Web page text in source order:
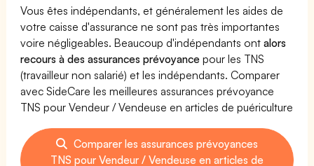
Vous êtes indépendants, et généralement les aides de
votre caisse d'assurance ne sont pas très importantes
voire négligeables. Beaucoup d'indépendants ontalors
recours à des assurances prévoyance pour les TNS
(travailleur non salarié) et les indépendants. Comparer
avec SideCare les meilleures assurances prévoyance
TNS pour Vendeur / Vendeuse en articles de puériculture
Comparer les assurances prévoyances
TNS pour Vendeur / Vendeuse en articles de